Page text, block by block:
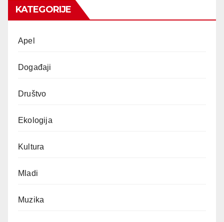
KATEGORIJE
Apel
Događaji
Društvo
Ekologija
Kultura
Mladi
Muzika